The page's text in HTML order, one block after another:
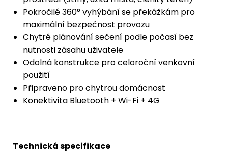
Pokročilé 360° vyhýbání se překážkám pro
maximální bezpečnost provozu
Chytré plánování sečení podle počasí bez
nutnosti zásahu uživatele
Odolná konstrukce pro celoroční venkovní
použití
Připraveno pro chytrou domácnost
Konektivita Bluetooth + Wi-Fi + 4G
Technická specifikace